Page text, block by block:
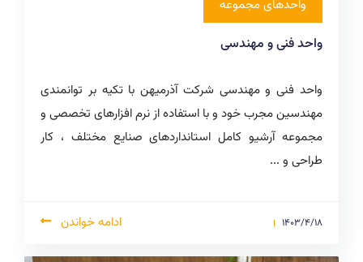
واحدهای مجموعه
واحد فنی و مهندسی
واحد فنی و مهندسی شرکت آذرمیهن با تکیه بر توانمندی
مهندسین مجرب خود و با استفاده از نرم افزارهای تخصصی و
مجموعه آرشیو کامل استانداردهای صنایع مختلف ، کار
طراحی و ...
1403/4/18 ادامه خواندن